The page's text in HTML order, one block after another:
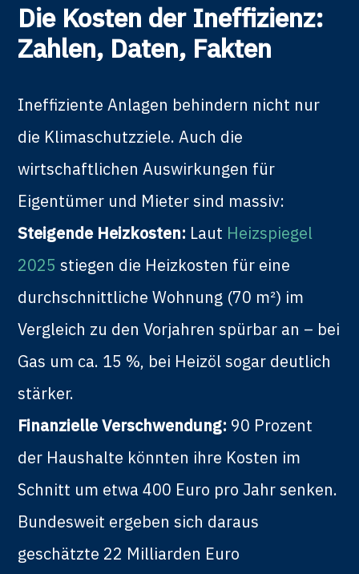
Die Kosten der Ineffizienz:
Zahlen, Daten, Fakten
Ineffiziente Anlagen behindern nicht nur
die Klimaschutzziele. Auch die
wirtschaftlichen Auswirkungen für
Eigentümer und Mieter sind massiv:
Steigende Heizkosten: Laut Heizspiegel
2025 stiegen die Heizkosten für eine
durchschnittliche Wohnung (70 m²) im
Vergleich zu den Vorjahren spürbar an – bei
Gas um ca. 15 %, bei Heizöl sogar deutlich
stärker.
Finanzielle Verschwendung: 90 Prozent
der Haushalte könnten ihre Kosten im
Schnitt um etwa 400 Euro pro Jahr senken.
Bundesweit ergeben sich daraus
geschätzte 22 Milliarden Euro